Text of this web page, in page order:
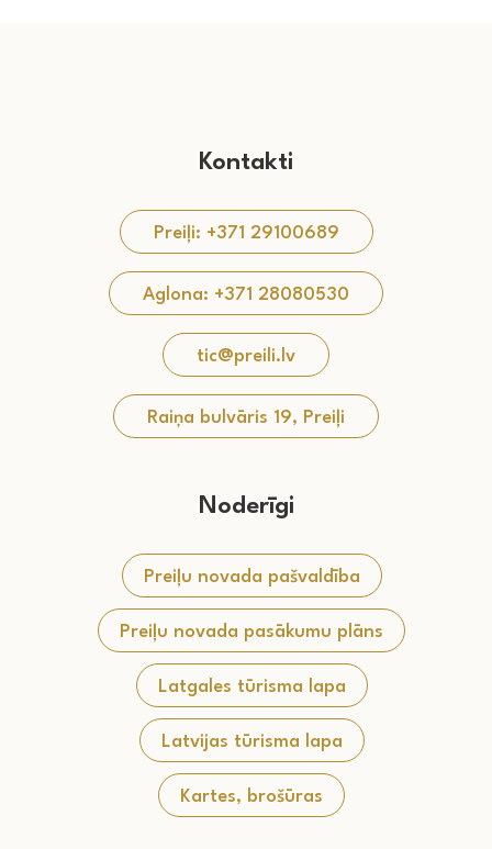
Kontakti
Preiļi: +371 29100689
Aglona: +371 28080530
tic@preili.lv
Raiņa bulvāris 19, Preiļi
Noderīgi
Preiļu novada pašvaldība
Preiļu novada pasākumu plāns
Latgales tūrisma lapa
Latvijas tūrisma lapa
Kartes, brošūras